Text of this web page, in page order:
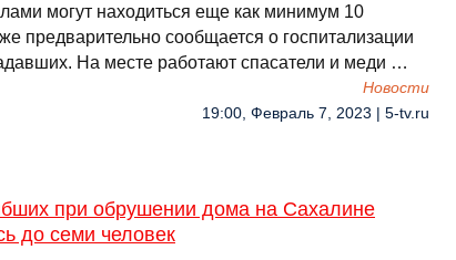
могут находиться еще как минимум 10
предварительно сообщается о госпитализации
На месте работают спасатели и меди …
Новости
19:00, Февраль 7, 2023 | 5-tv.ru
при обрушении дома на Сахалине
до семи человек